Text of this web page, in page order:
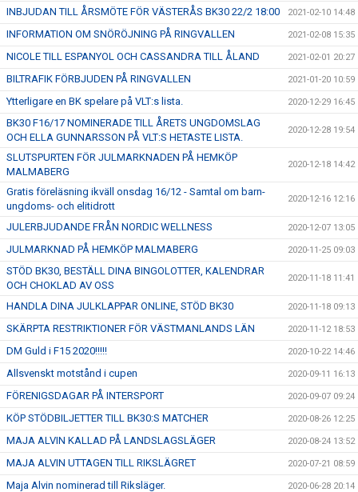
INBJUDAN TILL ÅRSMÖTE FÖR VÄSTERÅS BK30 22/2 18:00 2021-02-10 14:48
INFORMATION OM SNÖRÖJNING PÅ RINGVALLEN 2021-02-08 15:35
NICOLE TILL ESPANYOL OCH CASSANDRA TILL ÅLAND 2021-02-01 20:27
BILTRAFIK FÖRBJUDEN PÅ RINGVALLEN 2021-01-20 10:59
Ytterligare en BK spelare på VLT:s lista. 2020-12-29 16:45
BK30 F16/17 NOMINERADE TILL ÅRETS UNGDOMSLAG
OCH ELLA GUNNARSSON PÅ VLT:S HETASTE LISTA.
2020-12-28 19:54
SLUTSPURTEN FÖR JULMARKNADEN PÅ HEMKÖP
MALMABERG
2020-12-18 14:42
Gratis föreläsning ikväll onsdag 16/12 - Samtal om barn-
ungdoms- och elitidrott
2020-12-16 12:16
JULERBJUDANDE FRÅN NORDIC WELLNESS 2020-12-07 13:05
JULMARKNAD PÅ HEMKÖP MALMABERG 2020-11-25 09:03
STÖD BK30, BESTÄLL DINA BINGOLOTTER, KALENDRAR
OCH CHOKLAD AV OSS
2020-11-18 11:41
HANDLA DINA JULKLAPPAR ONLINE, STÖD BK30 2020-11-18 09:13
SKÄRPTA RESTRIKTIONER FÖR VÄSTMANLANDS LÄN 2020-11-12 18:53
DM Guld i F15 2020!!!!! 2020-10-22 14:46
Allsvenskt motstånd i cupen 2020-09-11 16:13
FÖRENIGSDAGAR PÅ INTERSPORT 2020-09-07 09:24
KÖP STÖDBILJETTER TILL BK30:S MATCHER 2020-08-26 12:25
MAJA ALVIN KALLAD PÅ LANDSLAGSLÄGER 2020-08-24 13:52
MAJA ALVIN UTTAGEN TILL RIKSLÄGRET 2020-07-21 08:59
Maja Alvin nominerad till Riksläger. 2020-06-28 20:14